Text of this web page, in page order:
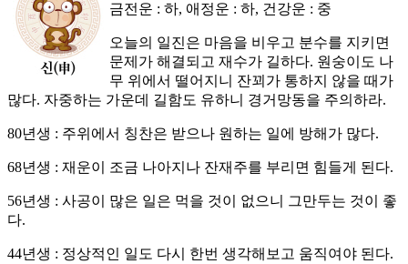
금전운 : 하, 애정운 : 하, 건강운 : 중
오늘의 일진은 마음을 비우고 분수를 지키면
문제가 해결되고 재수가 길하다. 원숭이도 나
무 위에서 떨어지니 잔꾀가 통하지 않을 때가
많다. 자중하는 가운데 길함도 유하니 경거망동을 주의하라.
80년생 : 주위에서 칭찬은 받으나 원하는 일에 방해가 많다.
68년생 : 재운이 조금 나아지나 잔재주를 부리면 힘들게 된다.
56년생 : 사공이 많은 일은 먹을 것이 없으니 그만두는 것이 좋
다.
44년생 : 정상적인 일도 다시 한번 생각해보고 움직여야 된다.